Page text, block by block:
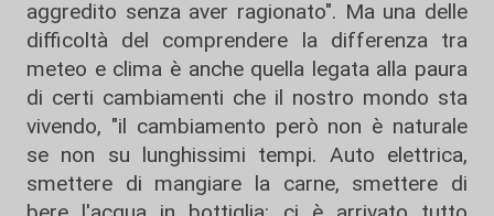
aggredito senza aver ragionato". Ma una delle
difficoltà del comprendere la differenza tra
meteo e clima è anche quella legata alla paura
di certi cambiamenti che il nostro mondo sta
vivendo, "il cambiamento però non è naturale
se non su lunghissimi tempi. Auto elettrica,
smettere di mangiare la carne, smettere di